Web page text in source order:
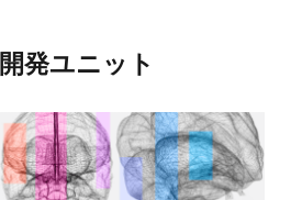
発ユニット